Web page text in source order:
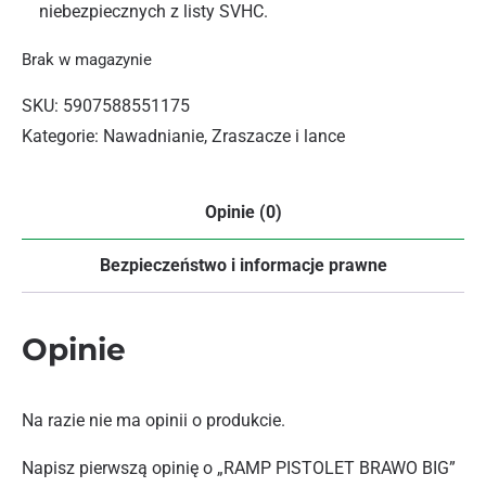
niebezpiecznych z listy SVHC.
Brak w magazynie
SKU: 5907588551175
Kategorie: Nawadnianie, Zraszacze i lance
Opinie (0)
Bezpieczeństwo i informacje prawne
Opinie
Na razie nie ma opinii o produkcie.
Napisz pierwszą opinię o „RAMP PISTOLET BRAWO BIG”